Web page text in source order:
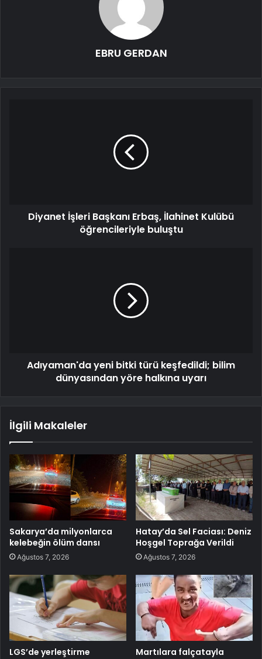
EBRU GERDAN
Diyanet İşleri Başkanı Erbaş, İlahinet Kulübü
öğrencileriyle buluştu
Adıyaman'da yeni bitki türü keşfedildi; bilim
dünyasından yöre halkına uyarı
İlgili Makaleler
Sakarya’da milyonlarca
kelebeğin ölüm dansı
Ağustos 7, 2026
Hatay’da Sel Faciası: Deniz
Hoşgel Toprağa Verildi
Ağustos 7, 2026
LGS’de yerleştirme
Martılara falçatayla